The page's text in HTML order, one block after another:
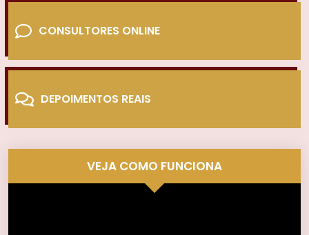
CONSULTORES ONLINE
DEPOIMENTOS REAIS
VEJA COMO FUNCIONA